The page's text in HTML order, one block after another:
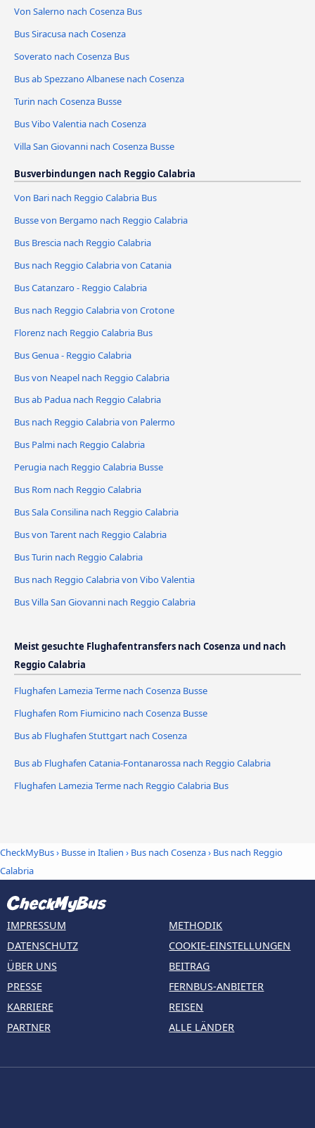
Von Salerno nach Cosenza Bus
Bus Siracusa nach Cosenza
Soverato nach Cosenza Bus
Bus ab Spezzano Albanese nach Cosenza
Turin nach Cosenza Busse
Bus Vibo Valentia nach Cosenza
Villa San Giovanni nach Cosenza Busse
Busverbindungen nach Reggio Calabria
Von Bari nach Reggio Calabria Bus
Busse von Bergamo nach Reggio Calabria
Bus Brescia nach Reggio Calabria
Bus nach Reggio Calabria von Catania
Bus Catanzaro - Reggio Calabria
Bus nach Reggio Calabria von Crotone
Florenz nach Reggio Calabria Bus
Bus Genua - Reggio Calabria
Bus von Neapel nach Reggio Calabria
Bus ab Padua nach Reggio Calabria
Bus nach Reggio Calabria von Palermo
Bus Palmi nach Reggio Calabria
Perugia nach Reggio Calabria Busse
Bus Rom nach Reggio Calabria
Bus Sala Consilina nach Reggio Calabria
Bus von Tarent nach Reggio Calabria
Bus Turin nach Reggio Calabria
Bus nach Reggio Calabria von Vibo Valentia
Bus Villa San Giovanni nach Reggio Calabria
Meist gesuchte Flughafentransfers nach Cosenza und nach
Reggio Calabria
Flughafen Lamezia Terme nach Cosenza Busse
Flughafen Rom Fiumicino nach Cosenza Busse
Bus ab Flughafen Stuttgart nach Cosenza
Bus ab Flughafen Catania-Fontanarossa nach Reggio Calabria
Flughafen Lamezia Terme nach Reggio Calabria Bus
CheckMyBus› Busse in Italien › Bus nach Cosenza› Bus nach Reggio
Calabria
IMPRESSUM
DATENSCHUTZ
ÜBER UNS
PRESSE
KARRIERE
PARTNER
METHODIK
COOKIE-EINSTELLUNGEN
BEITRAG
FERNBUS-ANBIETER
REISEN
ALLE LÄNDER